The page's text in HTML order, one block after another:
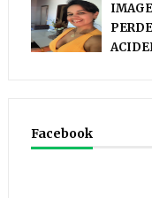
Facebook